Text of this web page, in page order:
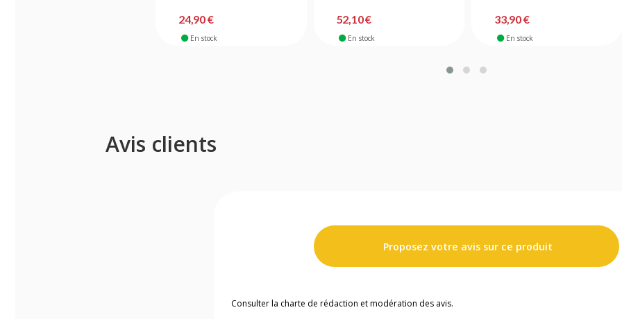
24,90 €
En stock
52,10 €
En stock
33,90 €
En stock
Avis clients
Proposez votre avis sur ce produit
Consulter la charte de rédaction et modération des avis.